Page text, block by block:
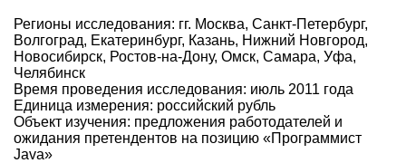
Регионы исследования: гг. Москва, Санкт-Петербург,
Волгоград, Екатеринбург, Казань, Нижний Новгород,
Новосибирск, Ростов-на-Дону, Омск, Самара, Уфа,
Челябинск
Время проведения исследования: июль 2011 года
Единица измерения: российский рубль
Объект изучения: предложения работодателей и
ожидания претендентов на позицию «Программист
Java»